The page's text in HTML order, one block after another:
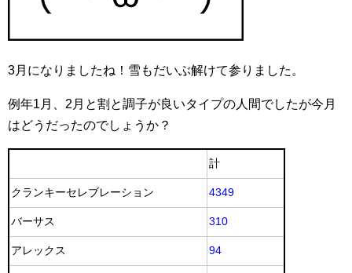
3月になりましたね！雪もだいぶ解けて参りました。
例年1月、2月と割と調子が良いタイプの人間でしたが今月
はどうだったのでしょうか？
計
クランキーセレブレーション 4349
バーサス 310
アレックス 94